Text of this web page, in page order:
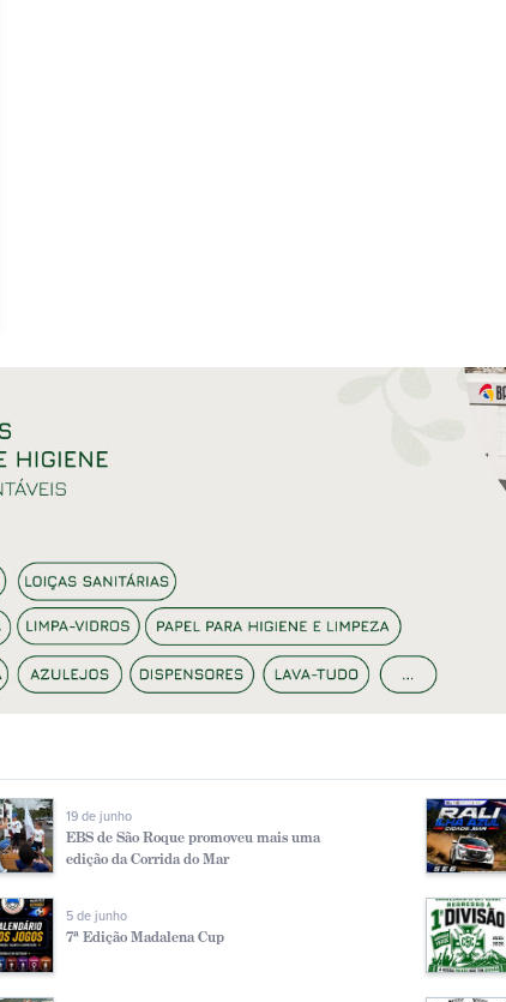
19 de junho
EBS de São Roque promoveu mais uma
edição da Corrida do Mar
5 de junho
7ª Edição Madalena Cup